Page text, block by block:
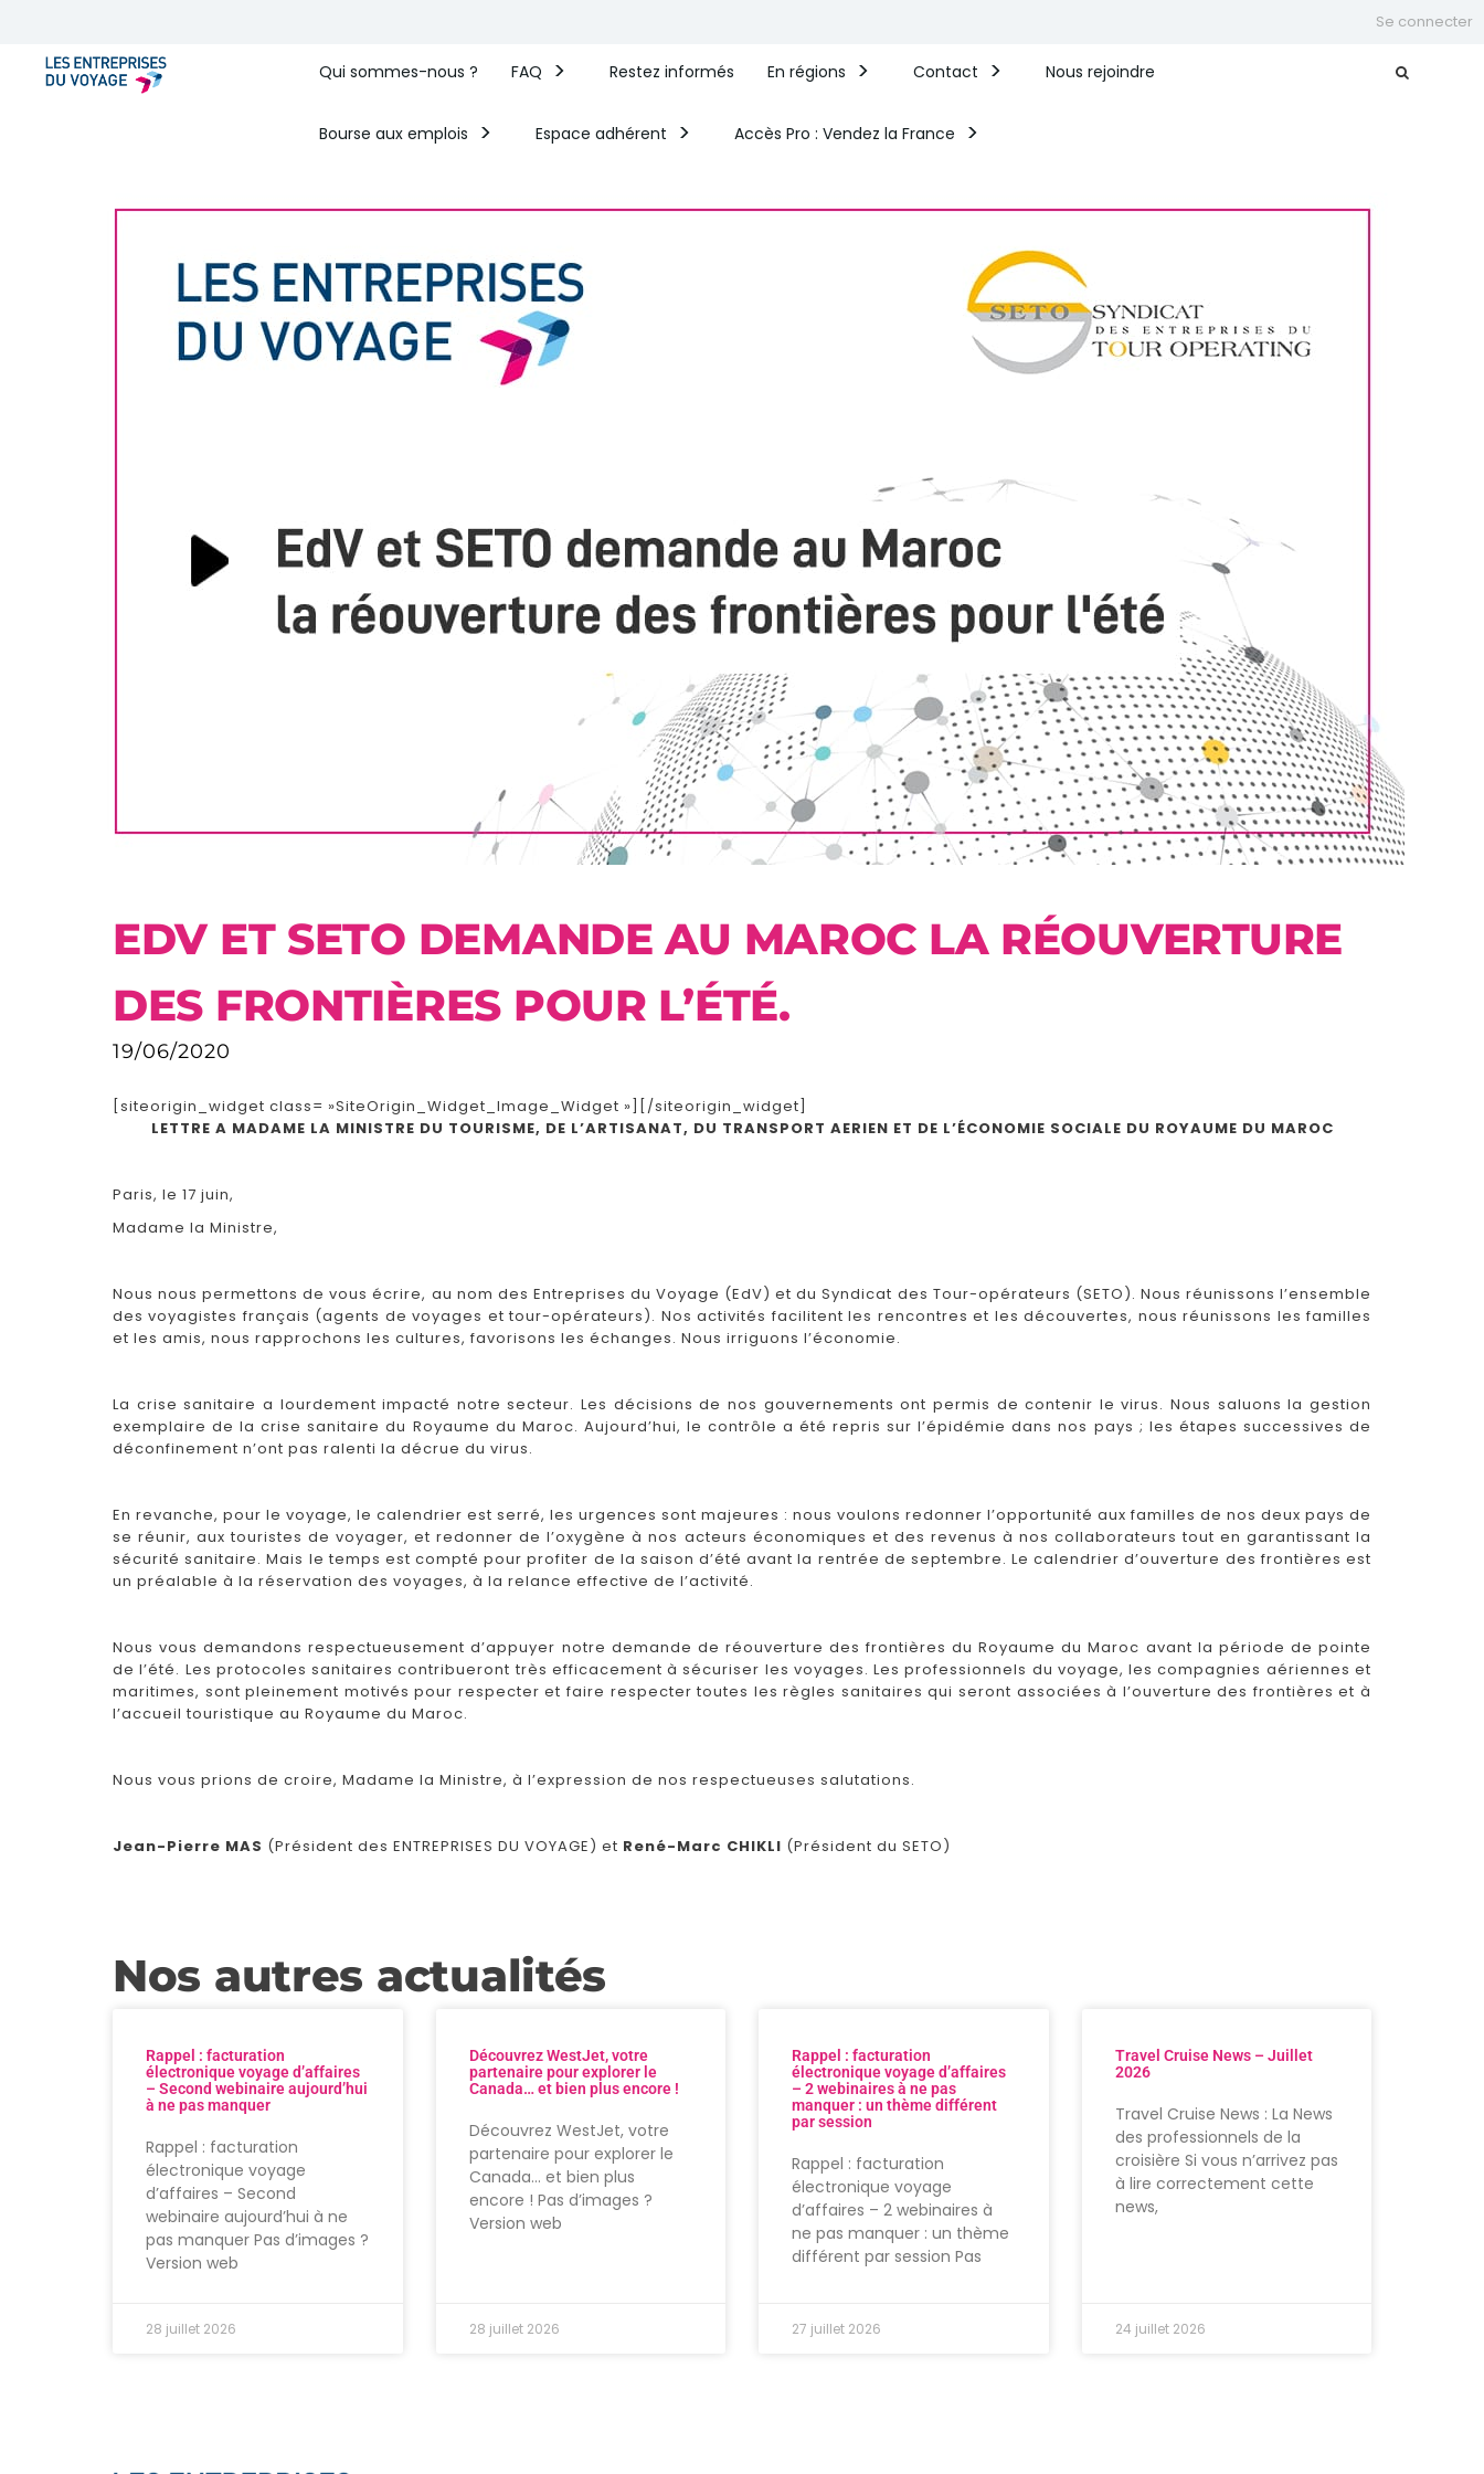
Se connecter
Qui sommes-nous ? FAQ Restez informés En régions Contact Nous rejoindre
Bourse aux emplois Espace adhérent Accès Pro : Vendez la France​
EDV ET SETO DEMANDE AU MAROC LA RÉOUVERTURE
DES FRONTIÈRES POUR L’ÉTÉ.
19/06/2020
[siteorigin_widget class= »SiteOrigin_Widget_Image_Widget »] [/siteorigin_widget]
LETTRE A MADAME LA MINISTRE DU TOURISME, DE L’ARTISANAT, DU TRANSPORT AERIEN ET DE L’ÉCONOMIE SOCIALE DU ROYAUME DU MAROC
Paris, le 17 juin,
Madame la Ministre,
Nous nous permettons de vous écrire, au nom des Entreprises du Voyage (EdV) et du Syndicat des Tour-opérateurs (SETO). Nous réunissons l’ensemble
des voyagistes français (agents de voyages et tour-opérateurs). Nos activités facilitent les rencontres et les découvertes, nous réunissons les familles
et les amis, nous rapprochons les cultures, favorisons les échanges. Nous irriguons l’économie.
La crise sanitaire a lourdement impacté notre secteur. Les décisions de nos gouvernements ont permis de contenir le virus. Nous saluons la gestion
exemplaire de la crise sanitaire du Royaume du Maroc. Aujourd’hui, le contrôle a été repris sur l’épidémie dans nos pays ; les étapes successives de
déconfinement n’ont pas ralenti la décrue du virus.
En revanche, pour le voyage, le calendrier est serré, les urgences sont majeures : nous voulons redonner l’opportunité aux familles de nos deux pays de
se réunir, aux touristes de voyager, et redonner de l’oxygène à nos acteurs économiques et des revenus à nos collaborateurs tout en garantissant la
sécurité sanitaire. Mais le temps est compté pour profiter de la saison d’été avant la rentrée de septembre. Le calendrier d’ouverture des frontières est
un préalable à la réservation des voyages, à la relance effective de l’activité.
Nous vous demandons respectueusement d’appuyer notre demande de réouverture des frontières du Royaume du Maroc avant la période de pointe
de l’été. Les protocoles sanitaires contribueront très efficacement à sécuriser les voyages. Les professionnels du voyage, les compagnies aériennes et
maritimes, sont pleinement motivés pour respecter et faire respecter toutes les règles sanitaires qui seront associées à l’ouverture des frontières et à
l’accueil touristique au Royaume du Maroc.
Nous vous prions de croire, Madame la Ministre, à l’expression de nos respectueuses salutations.
Jean-Pierre MAS (Président des ENTREPRISES DU VOYAGE) et René-Marc CHIKLI (Président du SETO)
Nos autres actualités
Rappel : facturation
électronique voyage d’affaires
– Second webinaire aujourd’hui
à ne pas manquer
Rappel : facturation
électronique voyage
d’affaires – Second
webinaire aujourd’hui à ne
pas manquer Pas d’images ?
Version web
28 juillet 2026
Découvrez WestJet, votre
partenaire pour explorer le
Canada… et bien plus encore !
Découvrez WestJet, votre
partenaire pour explorer le
Canada… et bien plus
encore ! Pas d’images ?
Version web
28 juillet 2026
Rappel : facturation
électronique voyage d’affaires
– 2 webinaires à ne pas
manquer : un thème différent
par session
Rappel : facturation
électronique voyage
d’affaires – 2 webinaires à
ne pas manquer : un thème
différent par session Pas
27 juillet 2026
Travel Cruise News – Juillet
2026
Travel Cruise News : La News
des professionnels de la
croisière Si vous n’arrivez pas
à lire correctement cette
news,
24 juillet 2026